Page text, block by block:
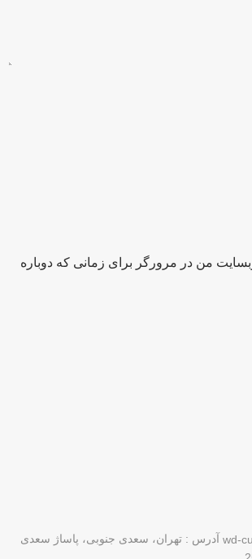
من در مرورگر برای زمانی که دوباره
آدرس : تهران، سعدی جنوبی، پاساژ سعدی